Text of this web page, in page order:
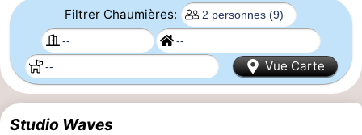
la
Appartements
De
Graaf
Landgoed
-
Filtrer Chaumières:
Vue Carte
Studio Waves